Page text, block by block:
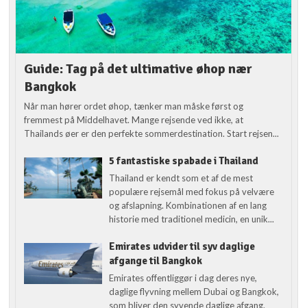
Guide: Tag på det ultimative øhop nær
Bangkok
Når man hører ordet øhop, tænker man måske først og
fremmest på Middelhavet. Mange rejsende ved ikke, at
Thailands øer er den perfekte sommerdestination. Start rejsen...
5 fantastiske spabade i Thailand
Thailand er kendt som et af de mest
populære rejsemål med fokus på velvære
og afslapning. Kombinationen af en lang
historie med traditionel medicin, en unik...
Emirates udvider til syv daglige
afgange til Bangkok
Emirates offentliggør i dag deres nye,
daglige flyvning mellem Dubai og Bangkok,
som bliver den syvende daglige afgang.